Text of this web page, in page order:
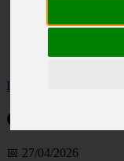
naturaleza
tenerife
Inicio
Como llegar a
Como llegar a
📅 27/04/2026